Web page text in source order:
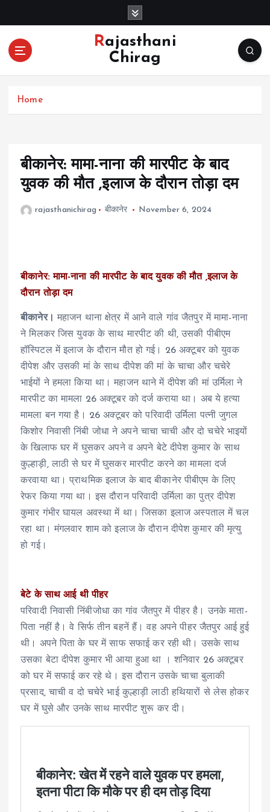
o
Rajasthani
Chirag
Home
बीकानेर: मामा-नाना की मारपीट के बाद
युवक की मौत ,इलाज के दौरान तोड़ा दम
rajasthanichirag बीकानेर November 6, 2024
बीकानेर: मामा-नाना की मारपीट के बाद युवक की मौत ,इलाज के
दौरान तोड़ा दम
बीकानेर। महाजन थाना क्षेत्र में आने वाले गांव जैतपुर में मामा-नाना
ने मिलकर जिस युवक के साथ मारपीट की थी, उसकी पीबीएम
हॉस्पिटल में इलाज के दौरान मौत हो गई। 26 अक्टूबर को युवक
दीपेश और उसकी मां के साथ दीपेश की मां के चाचा और चचेरे
भाईयों ने हमला किया था। महाजन थाने में दीपेश की मां उर्मिला ने
मारपीट का मामला 26 अक्टूबर को दर्ज कराया था। अब ये हत्या
मामला बन गया है। 26 अक्टूबर को परिवादी उर्मिला पत्नी जुगल
किशोर निवासी निंबी जोधा ने अपने चाचा चाची और दो चचेरे भाइयों
के खिलाफ घर में घुसकर अपने व अपने बेटे दीपेश कुमार के साथ
कुल्हाड़ी, लाठी से घर में घुसकर मारपीट करने का मामला दर्ज
करवाया था। प्राथमिक इलाज के बाद बीकानेर पीबीएम के लिए
रेफर किया गया था। इस दौरान परिवादी उर्मिला का पुत्र दीपेश
कुमार गंभीर घायल अवस्था में था। जिसका इलाज अस्पताल में चल
रहा था। मंगलवार शाम को इलाज के दौरान दीपेश कुमार की मृत्यु
हो गई।
बेटे के साथ आई थी पीहर
परिवादी निवासी निंबीजोधा का गांव जैतपुर में पीहर है। उनके माता-
पिता नहीं है। वे सिर्फ तीन बहनें हैं। वह अपने पीहर जैतपुर आई हुई
थी। अपने पिता के घर में साफ सफाई कर रही थी। उसके साथ
उसका बेटा दीपेश कुमार भी आया हुआ था । शनिवार 26 अक्टूबर
को घर में सफाई कर रहे थे। इस दौरान उसके चाचा बुलाकी
प्रसाद, चाची व दो चचेरे भाई कुल्हाड़ी लाठी हथियारों से लेस होकर
घर में घुसे और उनके साथ मारपीट शुरू कर दी।